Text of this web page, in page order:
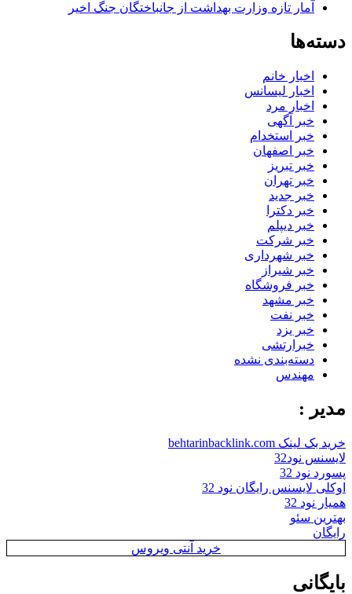
آمار تازه وزارت بهداشت از جانباختگان جنگ اخیر
دسته‌ها
اخبار خانم
اخبار لیسانس
اخبار مرد
خبر آگهی
خبر استخدام
خبر اصفهان
خبر تبریز
خبر تهران
خبر جدید
خبر دکترا
خبر دیپلم
خبر شرکت
خبر شهرداری
خبر شیراز
خبر فروشگاه
خبر مشهد
خبر نفت
خبر یزد
خبرارتشی
دسته‌بندی نشده
مهندس
مدیر :
خرید بک لینک behtarinbacklink.com
لایسنس نود32
پسورد نود 32
اوکلی لایسنس رایگان نود 32
همیار نود 32
بهترین سئو
رایگان
خرید آنتی ویروس
بایگانی